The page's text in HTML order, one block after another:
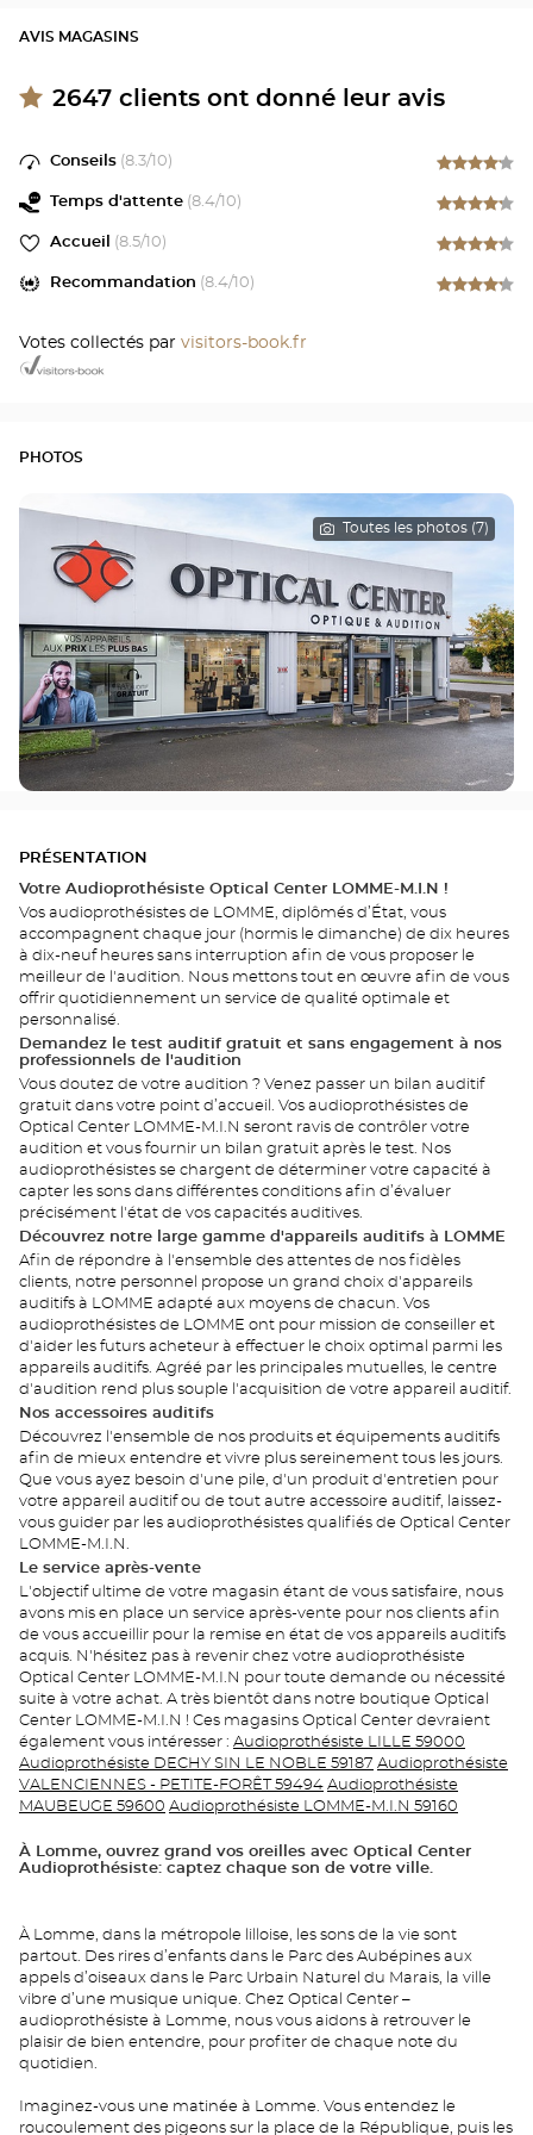
AVIS MAGASINS
2647 clients ont donné leur avis
Conseils (8.3/10)
Temps d'attente (8.4/10)
Accueil (8.5/10)
Recommandation (8.4/10)
Votes collectés par visitors-book.fr
PHOTOS
Toutes les photos (7)
PRÉSENTATION
Votre Audioprothésiste Optical Center LOMME-M.I.N !
Vos audioprothésistes de LOMME, diplômés d’État, vous
accompagnent chaque jour (hormis le dimanche) de dix heures
à dix-neuf heures sans interruption afin de vous proposer le
meilleur de l'audition. Nous mettons tout en œuvre afin de vous
offrir quotidiennement un service de qualité optimale et
personnalisé.
Demandez le test auditif gratuit et sans engagement à nos
professionnels de l'audition
Vous doutez de votre audition ? Venez passer un bilan auditif
gratuit dans votre point d’accueil. Vos audioprothésistes de
Optical Center LOMME-M.I.N seront ravis de contrôler votre
audition et vous fournir un bilan gratuit après le test. Nos
audioprothésistes se chargent de déterminer votre capacité à
capter les sons dans différentes conditions afin d’évaluer
précisément l'état de vos capacités auditives.
Découvrez notre large gamme d'appareils auditifs à LOMME
Afin de répondre à l'ensemble des attentes de nos fidèles
clients, notre personnel propose un grand choix d'appareils
auditifs à LOMME adapté aux moyens de chacun. Vos
audioprothésistes de LOMME ont pour mission de conseiller et
d'aider les futurs acheteur à effectuer le choix optimal parmi les
appareils auditifs. Agréé par les principales mutuelles, le centre
d'audition rend plus souple l'acquisition de votre appareil auditif.
Nos accessoires auditifs
Découvrez l'ensemble de nos produits et équipements auditifs
afin de mieux entendre et vivre plus sereinement tous les jours.
Que vous ayez besoin d'une pile, d'un produit d'entretien pour
votre appareil auditif ou de tout autre accessoire auditif, laissez-
vous guider par les audioprothésistes qualifiés de Optical Center
LOMME-M.I.N.
Le service après-vente
L'objectif ultime de votre magasin étant de vous satisfaire, nous
avons mis en place un service après-vente pour nos clients afin
de vous accueillir pour la remise en état de vos appareils auditifs
acquis. N'hésitez pas à revenir chez votre audioprothésiste
Optical Center LOMME-M.I.N pour toute demande ou nécessité
suite à votre achat. A très bientôt dans notre boutique Optical
Center LOMME-M.I.N ! Ces magasins Optical Center devraient
également vous intéresser : Audioprothésiste LILLE 59000
Audioprothésiste DECHY SIN LE NOBLE 59187 Audioprothésiste
VALENCIENNES - PETITE-FORÊT 59494 Audioprothésiste
MAUBEUGE 59600 Audioprothésiste LOMME-M.I.N 59160
À Lomme, ouvrez grand vos oreilles avec Optical Center
Audioprothésiste: captez chaque son de votre ville.
À Lomme, dans la métropole lilloise, les sons de la vie sont
partout. Des rires d’enfants dans le Parc des Aubépines aux
appels d’oiseaux dans le Parc Urbain Naturel du Marais, la ville
vibre d’une musique unique. Chez Optical Center –
audioprothésiste à Lomme, nous vous aidons à retrouver le
plaisir de bien entendre, pour profiter de chaque note du
quotidien.
Imaginez-vous une matinée à Lomme. Vous entendez le
roucoulement des pigeons sur la place de la République, puis les